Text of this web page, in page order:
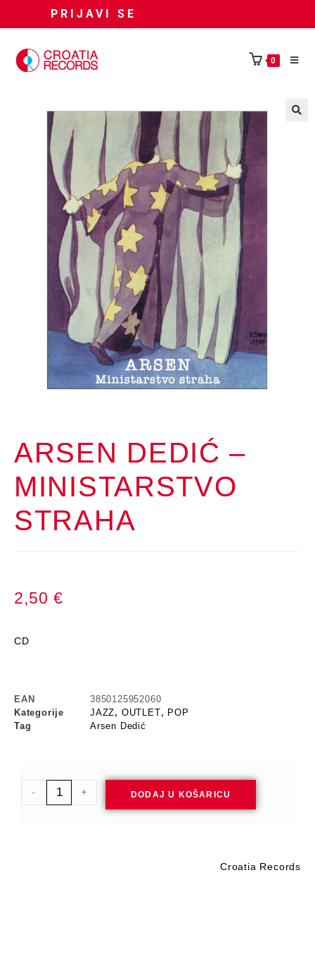
PRIJAVI SE
0
ARSEN DEDIĆ –
MINISTARSTVO
STRAHA
2,50 €
CD
EAN
3850125952060
Kategorije
JAZZ, OUTLET, POP
Tag
Arsen Dedić
- + DODAJ U KOŠARICU
Croatia Records